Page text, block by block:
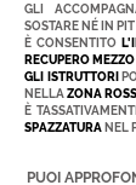
GLI
SOSTARE NÉ IN
È CONSENTITO
RECUPERO MEZZO
GLI ISTRUTTORI
NELLAZONA
È
SPAZZATURA NEL
PUOI